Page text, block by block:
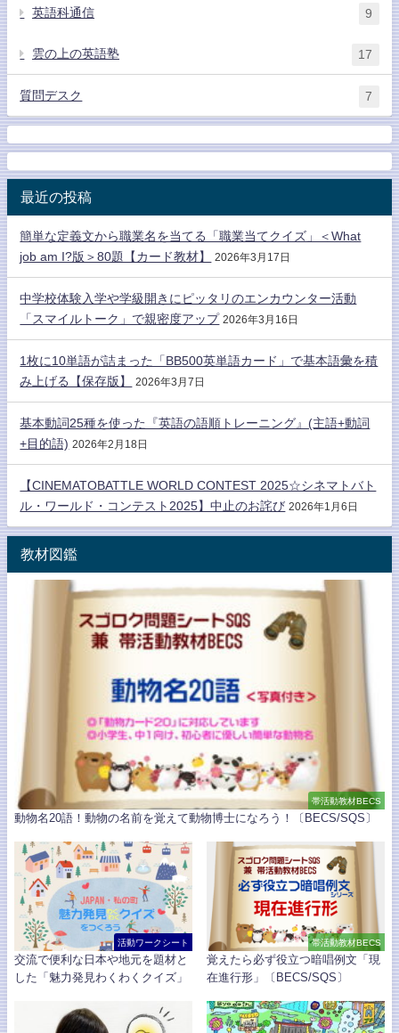
英語科通信 9
雲の上の英語塾 17
質問デスク 7
最近の投稿
簡単な定義文から職業名を当てる「職業当てクイズ」＜What
job am I?版＞80題【カード教材】
2026年3月17日
中学校体験入学や学級開きにピッタリのエンカウンター活動
「スマイルトーク」で親密度アップ 2026年3月16日
1枚に10単語が詰まった「BB500英単語カード」で基本語彙を積
み上げる【保存版】
2026年3月7日
基本動詞25種を使った『英語の語順トレーニング』(主語+動詞
+目的語) 2026年2月18日
【CINEMATOBATTLE WORLD CONTEST 2025☆シネマトバト
ル・ワールド・コンテスト2025】中止のお詫び 2026年1月6日
教材図鑑
帯活動教材BECS
動物名20語！動物の名前を覚えて動物博士になろう！〔BECS/SQS〕
活動ワークシート
交流で便利な日本や地元を題材と
した「魅力発見わくわくクイズ」
帯活動教材BECS
覚えたら必ず役立つ暗唱例文「現
在進行形」〔BECS/SQS〕